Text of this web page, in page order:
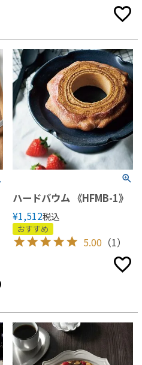
ハードバウム 《HFMB-1》
¥1,512税込
おすすめ
5.00 （1）